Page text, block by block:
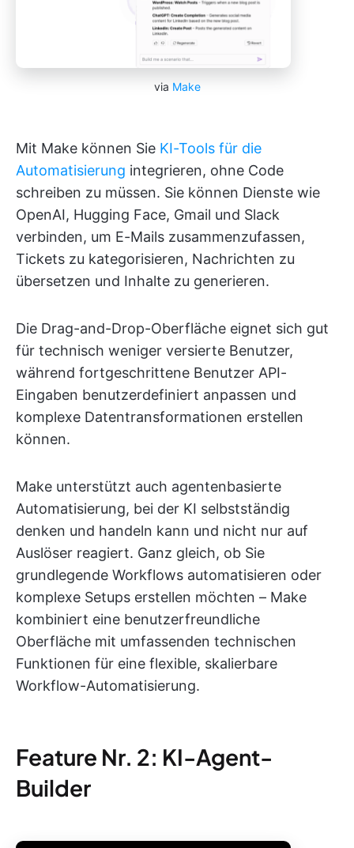
via Make
Mit Make können Sie KI-Tools für die
Automatisierung integrieren, ohne Code
schreiben zu müssen. Sie können Dienste wie
OpenAI, Hugging Face, Gmail und Slack
verbinden, um E-Mails zusammenzufassen,
Tickets zu kategorisieren, Nachrichten zu
übersetzen und Inhalte zu generieren.
Die Drag-and-Drop-Oberfläche eignet sich gut
für technisch weniger versierte Benutzer,
während fortgeschrittene Benutzer API-
Eingaben benutzerdefiniert anpassen und
komplexe Datentransformationen erstellen
können.
Make unterstützt auch agentenbasierte
Automatisierung, bei der KI selbstständig
denken und handeln kann und nicht nur auf
Auslöser reagiert. Ganz gleich, ob Sie
grundlegende Workflows automatisieren oder
komplexe Setups erstellen möchten – Make
kombiniert eine benutzerfreundliche
Oberfläche mit umfassenden technischen
Funktionen für eine flexible, skalierbare
Workflow-Automatisierung.
Feature Nr. 2: KI-Agent-
Builder